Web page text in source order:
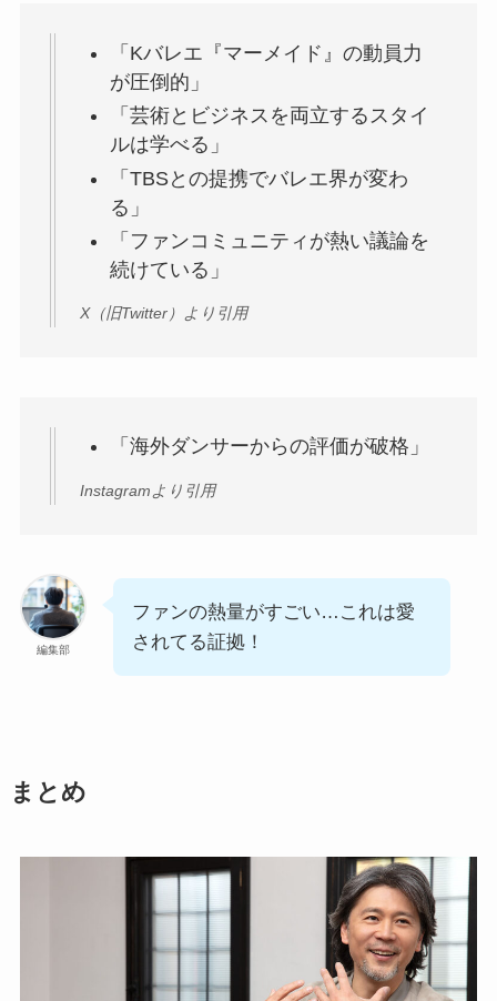
「Kバレエ『マーメイド』の動員力
が圧倒的」
「芸術とビジネスを両立するスタイ
ルは学べる」
「TBSとの提携でバレエ界が変わ
る」
「ファンコミュニティが熱い議論を
続けている」
X（旧Twitter）より引用
「海外ダンサーからの評価が破格」
Instagramより引用
編集部
ファンの熱量がすごい…これは愛
されてる証拠！
まとめ